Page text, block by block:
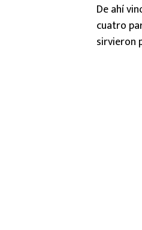
De ahí
cuatro
sirvieron